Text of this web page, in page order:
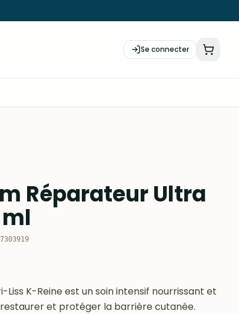
Se connecter
Réparateur Ultra
K-Reine est un soin intensif nourrissant et
et protéger la barrière cutanée.